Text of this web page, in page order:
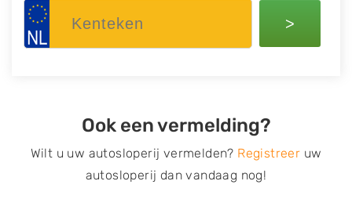
>
Ook een vermelding?
Wilt u uw autosloperij vermelden? Registreer uw
autosloperij dan vandaag nog!